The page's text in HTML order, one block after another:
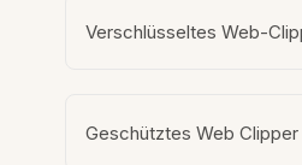
Verschlüsseltes Web-
Geschütztes Web Clipper